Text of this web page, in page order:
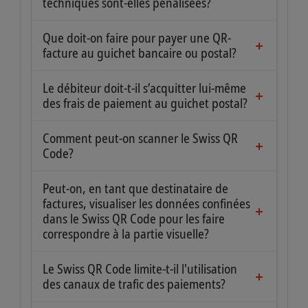
alors être jointe à un ordre de paiement
en un clic.
«Implementation Guidelines suisses pour
QR-facture».
Non. Vous pouvez saisir des ordres de
paiement dans l'e-banking/le m-banking
et remettre les factures au guichet/à la
auprès de la banque.
Que doit-on faire pour payer une QR-
facture au guichet bancaire ou postal?
Séparer proprement la section paiement
de la facture et la présenter au guichet.
Le débiteur doit-t-il s’acquitter lui-même
des frais de paiement au guichet postal?
Non, la logique tarifaire de la PostFinance
ne change pas. Cela signifie que les frais
continuent d’être imputés au compte du
Comment peut-on scanner le Swiss QR
Code?
Swiss QR Code à l’aide de votre masque e-
banking ou m-banking (par ex. avec
l’appareil photo du smartphone). Dans le
cas de paiements au guichet, le scanning a
Peut-on, en tant que destinataire de
factures, visualiser les données confinées
dans le Swiss QR Code pour les faire
correspondre à la partie visuelle?
Oui, de nombreux lecteurs de code QR
sont disponibles gratuitement sur
Internet. En outre, après le scanning, les
Le Swiss QR Code limite-t-il l'utilisation
des canaux de trafic des paiements?
Non. Vous pouvez utiliser tous les canaux